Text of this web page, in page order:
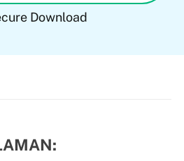
Download